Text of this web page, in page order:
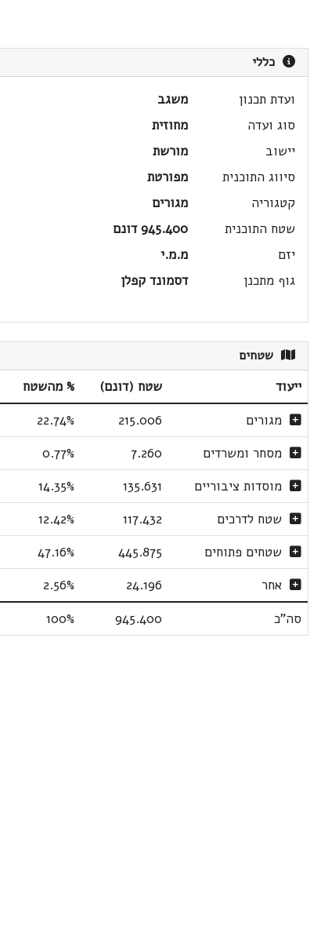
כללי
ועדת תכנון
משגב
סוג ועדה
מחוזית
יישוב
מורשת
סיווג התוכנית
מפורטת
קטגוריה
מגורים
שטח התוכנית
945.400 דונם
יזם
מ.מ.י
גוף מתכנן
דסמונד קפלן
שטחים
ייעוד שטח (דונם) % מהשטח
מגורים
215.006
22.74%
מסחר ומשרדים
7.260
0.77%
מוסדות ציבוריים
135.631
14.35%
שטח לדרכים
117.432
12.42%
שטחים פתוחים
445.875
47.16%
אחר
24.196
2.56%
סה"כ
945.400
100%